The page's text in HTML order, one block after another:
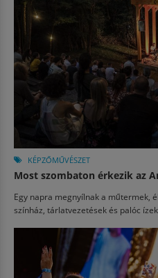
KÉPZŐMŰVÉSZET
Most szombaton érkezik az
Egy napra megnyílnak a műtermek,
színház, tárlatvezetések és palóc